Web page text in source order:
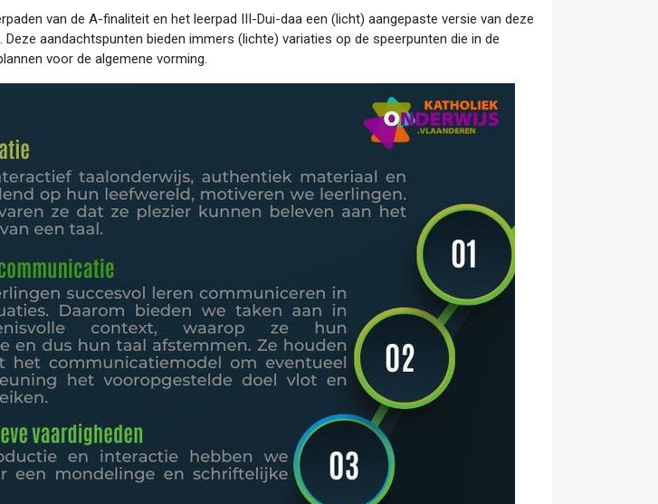
van de A-finaliteit en het leerpad III-Dui-daa een (licht) aangepaste versie van deze
Deze aandachtspunten bieden immers (lichte) variaties op de speerpunten die in de
voor de algemene vorming.